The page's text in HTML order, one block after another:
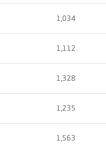
1,034
1,112
1,328
1,235
1,563